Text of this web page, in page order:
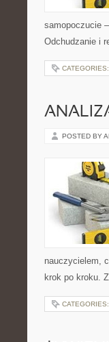
samopoczucie
Odchudzanie i
CATEGORIES:
POSTED BY
nauczycielem,
krok po kroku.
CATEGORIES: